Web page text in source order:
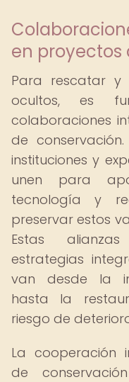
en proyectos
Para rescatar y
ocultos, es
colaboraciones
de
instituciones y
unen para
tecnología y
preservar estos
Estas
estrategias
van desde la
hasta la
riesgo de
La cooperación
de